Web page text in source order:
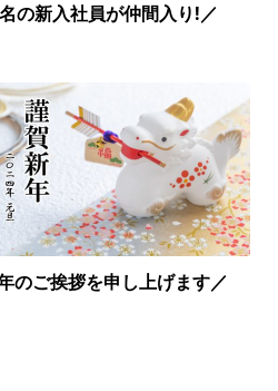
の新入社員が仲間入り!／
のご挨拶を申し上げます／